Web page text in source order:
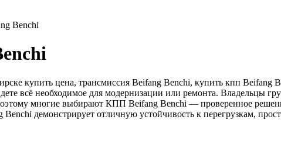
Benchi
купить цена, трансмиссия Beifang Benchi, купить кпп Beifang
всё необходимое для модернизации или ремонта. Владельцы
многие выбирают КПП Beifang Benchi — проверенное
Benchi демонстрирует отличную устойчивость к перегрузкам,